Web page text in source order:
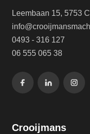
Leembaan 15, 5753
0493 - 316 127
06 555 065 38
Crooijmans